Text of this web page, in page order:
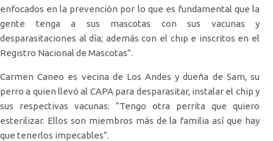
enfocados en la prevención por lo que es fundamental que la
gente tenga a sus mascotas con sus vacunas y
desparasitaciones al día; además con el chip e inscritos en el
Registro Nacional de Mascotas”.
Carmen Caneo es vecina de Los Andes y dueña de Sam, su
perro a quien llevó al CAPA para desparasitar, instalar el chip y
sus respectivas vacunas: “Tengo otra perrita que quiero
esterilizar. Ellos son miembros más de la familia así que hay
que tenerlos impecables”.